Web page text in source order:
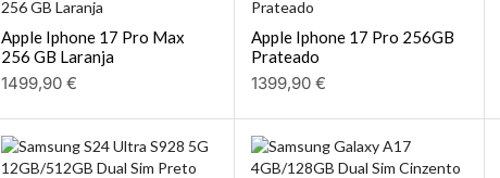
Apple Iphone 17 Pro Max
256 GB Laranja
1499,90€
Apple Iphone 17 Pro 256GB
Prateado
1399,90 €